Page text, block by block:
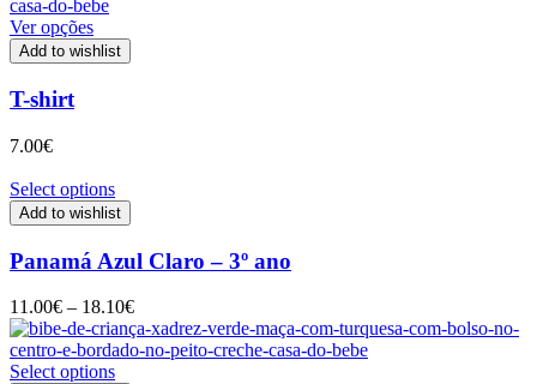
Ver opções
Add to wishlist
T-shirt
7.00€
Select options
Add to wishlist
Panamá Azul Claro – 3º ano
11.00€ – 18.10€Price
range:
11.00€
Select options